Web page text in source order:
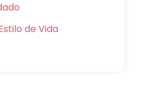
de Vida